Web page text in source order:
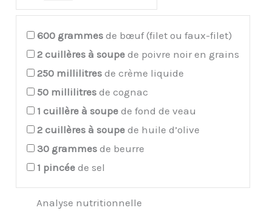
600 grammes de bœuf (filet ou faux-filet)
2 cuillères à soupe de poivre noir en grains
250 millilitres de crème liquide
50 millilitres de cognac
1 cuillère à soupe de fond de veau
2 cuillères à soupe de huile d’olive
30 grammes de beurre
1 pincée de sel
Analyse nutritionnelle